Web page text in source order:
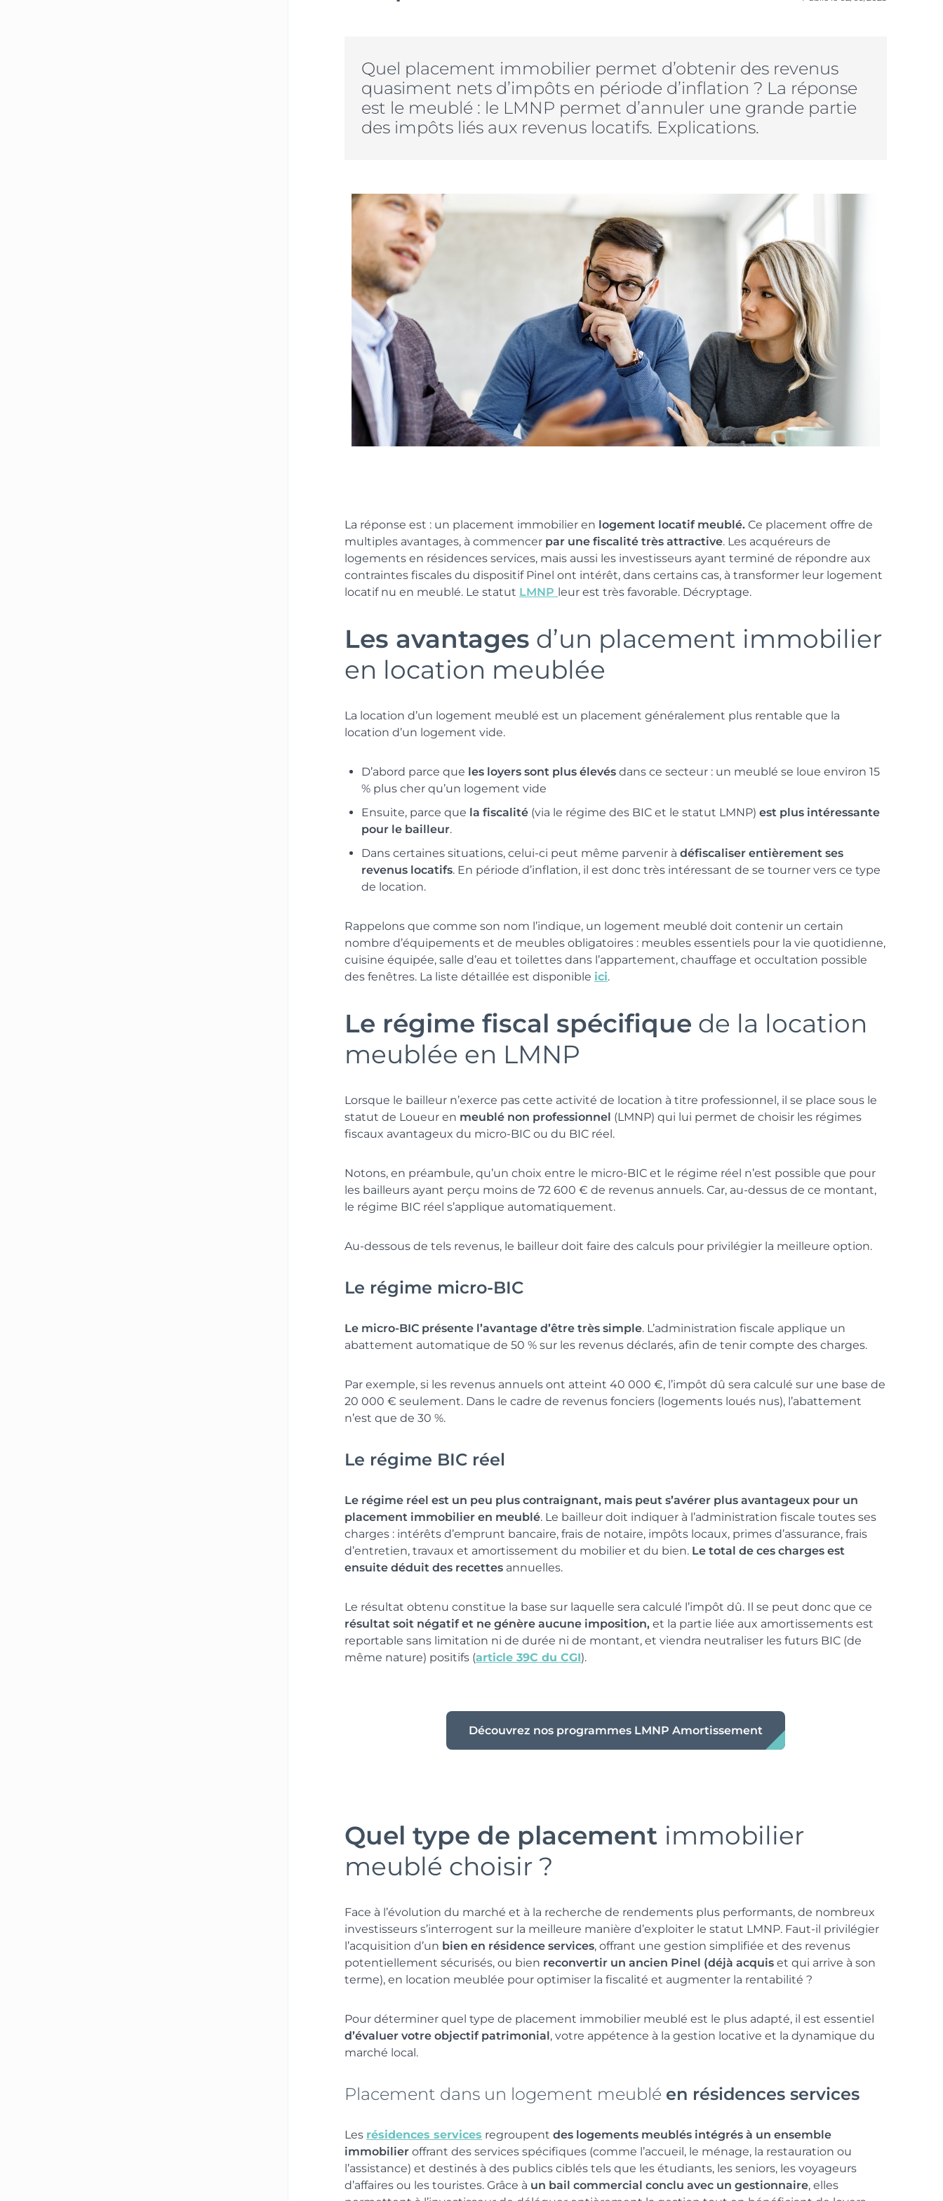
Quel placement immobilier permet d’obtenir des revenus
quasiment nets d’impôts en période d’inflation ? La réponse
est le meublé : le LMNP permet d’annuler une grande partie
des impôts liés aux revenus locatifs. Explications.
La réponse est : un placement immobilier en logement locatif meublé. Ce placement offre de
multiples avantages, à commencer par une fiscalité très attractive. Les acquéreurs de
logements en résidences services, mais aussi les investisseurs ayant terminé de répondre aux
contraintes fiscales du dispositif Pinel ont intérêt, dans certains cas, à transformer leur logement
locatif nu en meublé. Le statut LMNP leur est très favorable. Décryptage.
Les avantages d’un placement immobilier
en location meublée
La location d’un logement meublé est un placement généralement plus rentable que la
location d’un logement vide.
D’abord parce que les loyers sont plus élevés dans ce secteur : un meublé se loue environ 15
% plus cher qu’un logement vide
Ensuite, parce que la fiscalité (via le régime des BIC et le statut LMNP) est plus intéressante
pour le bailleur.
Dans certaines situations, celui-ci peut même parvenir à défiscaliser entièrement ses
revenus locatifs. En période d’inflation, il est donc très intéressant de se tourner vers ce type
de location.
Rappelons que comme son nom l’indique, un logement meublé doit contenir un certain
nombre d’équipements et de meubles obligatoires : meubles essentiels pour la vie quotidienne,
cuisine équipée, salle d’eau et toilettes dans l’appartement, chauffage et occultation possible
des fenêtres. La liste détaillée est disponible ici.
Le régime fiscal spécifique de la location
meublée en LMNP
Lorsque le bailleur n’exerce pas cette activité de location à titre professionnel, il se place sous le
statut de Loueur en meublé non professionnel (LMNP) qui lui permet de choisir les régimes
fiscaux avantageux du micro-BIC ou du BIC réel.
Notons, en préambule, qu’un choix entre le micro-BIC et le régime réel n’est possible que pour
les bailleurs ayant perçu moins de 72 600 € de revenus annuels. Car, au-dessus de ce montant,
le régime BIC réel s’applique automatiquement.
Au-dessous de tels revenus, le bailleur doit faire des calculs pour privilégier la meilleure option.
Le régime micro-BIC
Le micro-BIC présente l’avantage d’être très simple. L’administration fiscale applique un
abattement automatique de 50 % sur les revenus déclarés, afin de tenir compte des charges.
Par exemple, si les revenus annuels ont atteint 40 000 €, l’impôt dû sera calculé sur une base de
20 000 € seulement. Dans le cadre de revenus fonciers (logements loués nus), l’abattement
n’est que de 30 %.
Le régime BIC réel
Le régime réel est un peu plus contraignant, mais peut s’avérer plus avantageux pour un
placement immobilier en meublé. Le bailleur doit indiquer à l’administration fiscale toutes ses
charges : intérêts d’emprunt bancaire, frais de notaire, impôts locaux, primes d’assurance, frais
d’entretien, travaux et amortissement du mobilier et du bien. Le total de ces charges est
ensuite déduit des recettes annuelles.
Le résultat obtenu constitue la base sur laquelle sera calculé l’impôt dû. Il se peut donc que ce
résultat soit négatif et ne génère aucune imposition, et la partie liée aux amortissements est
reportable sans limitation ni de durée ni de montant, et viendra neutraliser les futurs BIC (de
même nature) positifs (article 39C du CGI).
Découvrez nos programmes LMNP Amortissement
Quel type de placement immobilier
meublé choisir ?
Face à l’évolution du marché et à la recherche de rendements plus performants, de nombreux
investisseurs s’interrogent sur la meilleure manière d’exploiter le statut LMNP. Faut-il privilégier
l’acquisition d’un bien en résidence services, offrant une gestion simplifiée et des revenus
potentiellement sécurisés, ou bien reconvertir un ancien Pinel (déjà acquis et qui arrive à son
terme), en location meublée pour optimiser la fiscalité et augmenter la rentabilité ?
Pour déterminer quel type de placement immobilier meublé est le plus adapté, il est essentiel
d’évaluer votre objectif patrimonial, votre appétence à la gestion locative et la dynamique du
marché local.
Placement dans un logement meublé en résidences services
Les résidences services regroupent des logements meublés intégrés à un ensemble
immobilier offrant des services spécifiques (comme l’accueil, le ménage, la restauration ou
l’assistance) et destinés à des publics ciblés tels que les étudiants, les seniors, les voyageurs
d’affaires ou les touristes. Grâce à un bail commercial conclu avec un gestionnaire, elles